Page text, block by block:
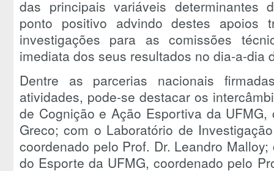
das principais variáveis determinantes
ponto positivo advindo destes apoios
investigações para as comissões
imediata dos seus resultados no dia-a-dia
Dentre as parcerias nacionais
atividades, pode-se destacar os
de Cognição e Ação Esportiva da
Greco; com o Laboratório de
coordenado pelo Prof. Dr. Leandro
do Esporte da UFMG, coordenado pelo